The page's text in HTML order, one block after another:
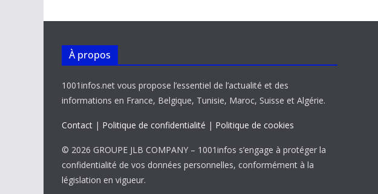
k p k
À propos
1001infos.net vous propose l’essentiel de l’actualité et des
informations en France, Belgique, Tunisie, Maroc, Suisse et Algérie.
Contact | Politique de confidentialité | Politique de cookies
© 2026 GROUPE JLB COMPANY – 1001infos s’engage à protéger la
confidentialité de vos données personnelles, conformément à la
législation en vigueur.